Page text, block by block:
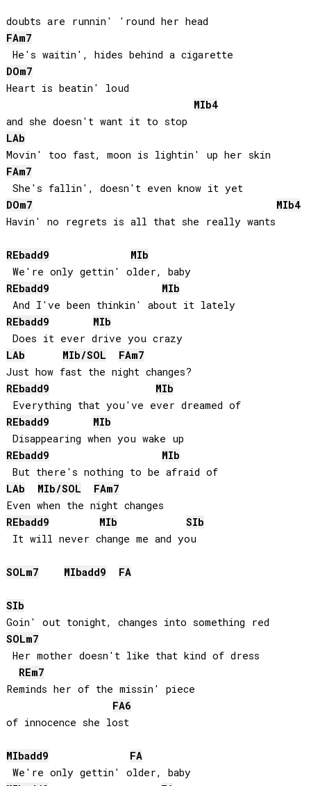
FAm7
DOm7
Heart is beatin' loud
MIb4
LAb
FAm7
She's fallin', doesn't even know it yet
DOm7 MIb4
Havin' no regrets is all that she really wants
REbadd9
MIb
REbadd9
MIb
REbadd9
MIb
LAb
MIb/SOL FAm7
REbadd9
MIb
Everything that you've ever dreamed of
REbadd9
MIb
REbadd9
MIb
But there's nothing to be afraid of
LAb
MIb/SOL FAm7
REbadd9 MIb
SIb
SOLm7 MIbadd9 FA
SIb
SOLm7
Her mother doesn't like that kind of dress
REm7
Reminds her of the missin' piece
FA6
of innocence she lost
MIbadd9
FA